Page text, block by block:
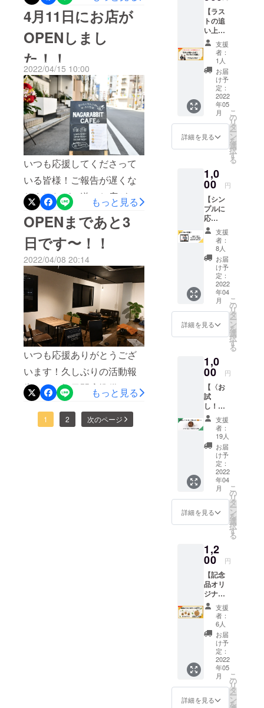
金は、お店の為に大切に使
わせて頂きます。●リターン
についてリターン品につき
ましては、これから確認・
発注等の準備を行なって行
きます。情報が整理できて
いったものから順にメール
にてお知らせさせて頂いて
おります。想像以上にお店
の営業が忙しく、なかなか
手間取ってしまっている状
況です・・・！お待たせし
て大変恐縮ではございます
が、今しばらくお待ちくだ
さいませ。●ちなみに・・・
ご支援して頂いた方の中
で、アカウント名しか表示
されずどなたか分からない
方がチラホラいらっしゃい
ます・・・！中にはコメン
トを拝見するに親しい関係
性であろうって方もいるの
ですが、どなたか特定でき
ずお礼をちゃんと言えずで
少し心苦しかったりしま
す。「あ、気付かれてない
ような、沢山の方々からの
応援を感じる日々でした！
本当にありがとうございま
す。おかげさまで当初の目
標額は突破しましたが、よ
り良いお店にする為にラス
ト1日まで駆け抜けたいと思
います！最後まで応援いた
だきますと幸いで
す・・・！リターン品につ
きまして、明日以降に集計
し順にご連絡させて頂きた
いと思います。ちなみにお
店はオープンしてから毎日
奮闘しております！キャ
ロットケーキが現在当店の
看板メニューになっており
ます♪是非遊びに来てくださ
いませ〜！森永健太郎
NAGARABBIT CAFE大阪市
都島区片町2−7−２5ー２
F11:00~22:00 (水曜定休
日)※Googleで検索したら出
てくるようになりました♪
4月11日にお店が
OPENしまし
た！！
2022/04/15 10:00
いつも応援してくださって
いる皆様！ご報告が遅くな
りましたが、遂にお店が
OPENしました！！もう
オープン直前と直後は記憶
がおぼろげなくらいドタバ
タしておりました。笑リ
ターン品の1つである、お祝
いのお花も店頭や店内にて
飾らさせて頂きました！い
や〜お花って凄いです
ね・・・！一気に店内が華
やかになりました。その他
のリターン品に関しまして
は、クラファン終了の20日
以降にご案内・お届けさせ
て頂きます。もうしばしお
もっと見る
OPENまであと3
日です〜！！
2022/04/08 20:14
いつも応援ありがとうござ
います！久しぶりの活動報
告です！毎日開店準備に追
われ、お店にこもりきりの
日々を過ごしております。
もっと見る
1 2 次のページ
【ラス
トの追
い上
げ！ワ
ンコイ
ン応援
♪】 直
筆のお
礼メッ
セージ
を画像
にして
メール
でお送
りさせ
上乗せ
はもち
ろん大
歓迎で
ござい
ます。
嬉しく
て叫び
ます。
みん
な・・
・！ オ
ラに力
を分け
てく
れ・・
・！ 目
の支援
者100
支援
者：
1人
お届
け予
定：
2022
年05
月
詳細を見る
こ
の
リ
タ
ー
ン
を
選
択
す
る
1,0
00 円
【シン
プルに
応
援！】
店長と
ちの君
の
thanks
ギャグ
動画を
メール
にてお
送りさ
せて頂
きま
ず応援
する
よ！っ
て方は
こちら
からご
支援頂
きます
と幸い
でござ
いま
す。 上
乗せ額
が増す
毎に、
とちの
君の
が増し
ます。
支援
者：
8人
お届
け予
定：
2022
年04
月
詳細を見る
こ
の
リ
タ
ー
ン
を
選
択
す
る
1,0
00 円
【〈お
試
し！〉
コー
ヒーチ
ケット2
杯分】
コー
ヒー、
もしく
は通常
ソフト
ドリン
クの２
杯分の
「とり
あえず
お店に
行って
みよう
かな」
「ちょ
っと気
になる
かも」
そんな
方にお
勧めの
チケッ
トで
す！ チ
ケット
支援
者：
19人
お届
け予
定：
2022
年04
月
詳細を見る
こ
の
リ
タ
ー
ン
を
選
択
す
る
1,2
00 円
【記念
品オリ
ジナル
キーホ
ル
ダー】
オリジ
ナルの
木製
キーホ
ルダー
になり
ます！
表面は
支援
者：
6人
お届
け予
定：
2022
年05
月
詳細を見る
こ
の
リ
タ
ー
ン
を